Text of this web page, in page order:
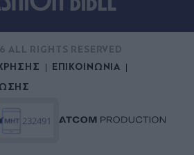
ΕΠΙΚΟΙΝΩΝΙΑ
RIGHTS RESERVED